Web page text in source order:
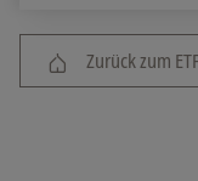
Zurück zum